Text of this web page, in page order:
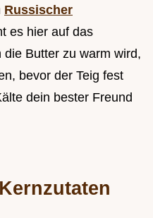
Russischer
es hier auf das
Butter zu warm wird,
bevor der Teig fest
dein bester Freund